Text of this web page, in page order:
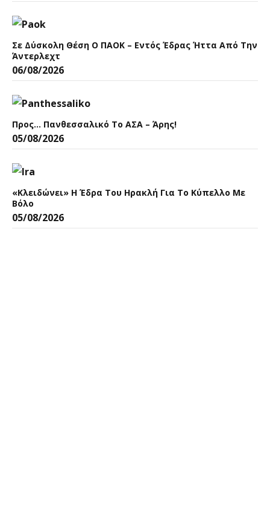
Σε Δύσκολη Θέση Ο ΠΑΟΚ – Εντός Έδρας Ήττα Από Την
Άντερλεχτ
06/08/2026
Προς… Πανθεσσαλικό Το ΑΣΑ – Άρης!
05/08/2026
«Κλειδώνει» Η Έδρα Του Ηρακλή Για Το Κύπελλο Με
Βόλο
05/08/2026